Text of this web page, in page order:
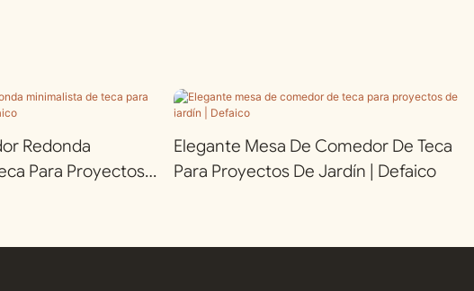
Redonda
Para Proyectos
Elegante Mesa De Comedor De Teca
Para Proyectos De Jardín | Defaico